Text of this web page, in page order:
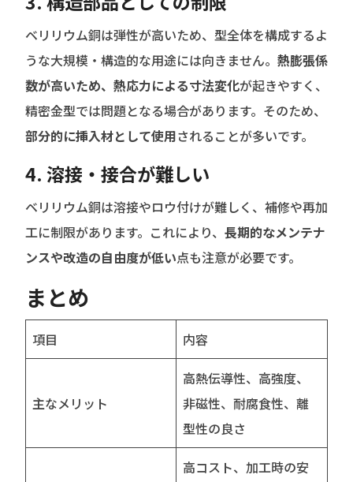
ベリリウム銅は弾性が高いため、型全体を構成するよ
うな大規模・構造的な用途には向きません。 熱膨張係
数が高いため、熱応力による寸法変化が起きやすく、
精密金型では問題となる場合があります。そのため、
部分的に挿入材として使用されることが多いです。
4. 溶接・接合が難しい
ベリリウム銅は溶接やロウ付けが難しく、補修や再加
工に制限があります。これにより、 長期的なメンテナ
ンスや改造の自由度が低い点も注意が必要です。
まとめ
項目 内容
主なメリット
高熱伝導性、高強度、
非磁性、耐腐食性、離
型性の良さ
高コスト、加工時の安